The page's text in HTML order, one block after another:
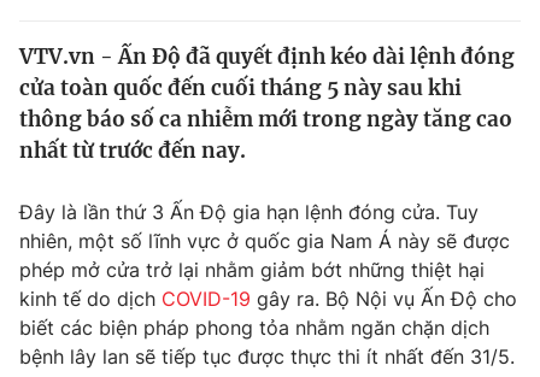
Y tế
Thế giới
Thế giới đó đây
Câu chuyện quốc tế
Kinh tế
Tài chính
Thị trường
Góc doanh nghiệp
Dữ liệu và đời sống
Truyền hình
Giáo dục
VTV.vn - Ấn Độ đã quyết định kéo dài lệnh đóng
cửa toàn quốc đến cuối tháng 5 này sau khi
thông báo số ca nhiễm mới trong ngày tăng cao
nhất từ trước đến nay.
Đây là lần thứ 3 Ấn Độ gia hạn lệnh đóng cửa. Tuy
nhiên, một số lĩnh vực ở quốc gia Nam Á này sẽ được
phép mở cửa trở lại nhằm giảm bớt những thiệt hại
kinh tế do dịch COVID-19 gây ra. Bộ Nội vụ Ấn Độ cho
biết các biện pháp phong tỏa nhằm ngăn chặn dịch
bệnh lây lan sẽ tiếp tục được thực thi ít nhất đến 31/5.